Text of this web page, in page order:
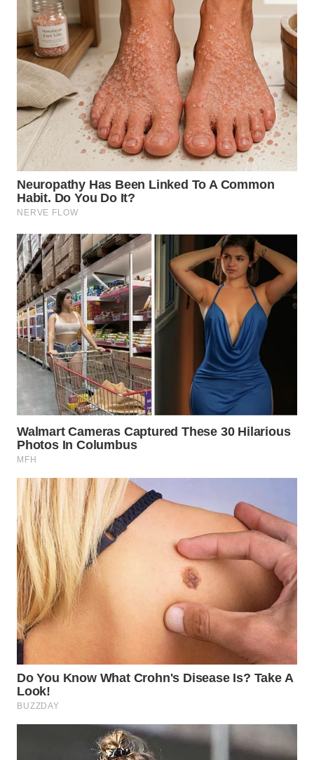
KARO
WN
SIMALUNGUN
WN
LABUHANBATU
WN
TAPANULI
TENGAH
WN DELI
SERDANG
WN
TEBING
TINGGI
WN
PAKPAK
WN
KARAWANG
WN
BEKASI
WN
BOGOR
WN
DEPOK
WN
TAPANULI
UTARA
WN
SAMOSIR
PADANG